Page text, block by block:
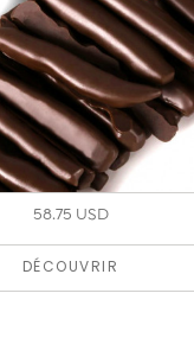
58.75 USD
DÉCOUVRIR